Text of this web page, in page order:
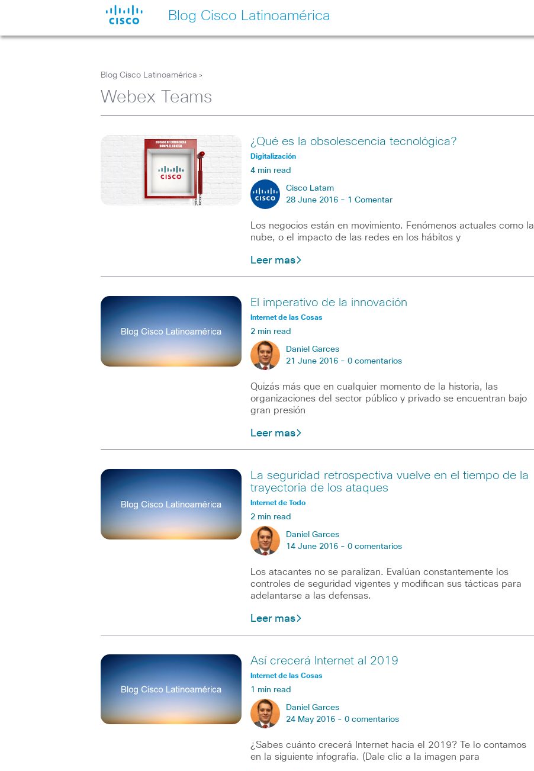
Blog Cisco Latinoamérica
Blog Cisco Latinoamérica >
Webex Teams
¿Qué es la obsolescencia tecnológica?
Digitalización
4 min read
Cisco Latam
28 June 2016 - 1 Comentar
Los negocios están en movimiento. Fenómenos actuales como la
nube, o el impacto de las redes en los hábitos y
Leer mas
El imperativo de la innovación
Internet de las Cosas
2 min read
Daniel Garces
21 June 2016 - 0 comentarios
Quizás más que en cualquier momento de la historia, las
organizaciones del sector público y privado se encuentran bajo
gran presión
Leer mas
La seguridad retrospectiva vuelve en el tiempo de la
trayectoria de los ataques
Internet de Todo
2 min read
Daniel Garces
14 June 2016 - 0 comentarios
Los atacantes no se paralizan. Evalúan constantemente los
controles de seguridad vigentes y modifican sus tácticas para
adelantarse a las defensas.
Leer mas
Así crecerá Internet al 2019
Internet de las Cosas
1 min read
Daniel Garces
24 May 2016 - 0 comentarios
¿Sabes cuánto crecerá Internet hacia el 2019? Te lo contamos
en la siguiente infografía. (Dale clic a la imagen para